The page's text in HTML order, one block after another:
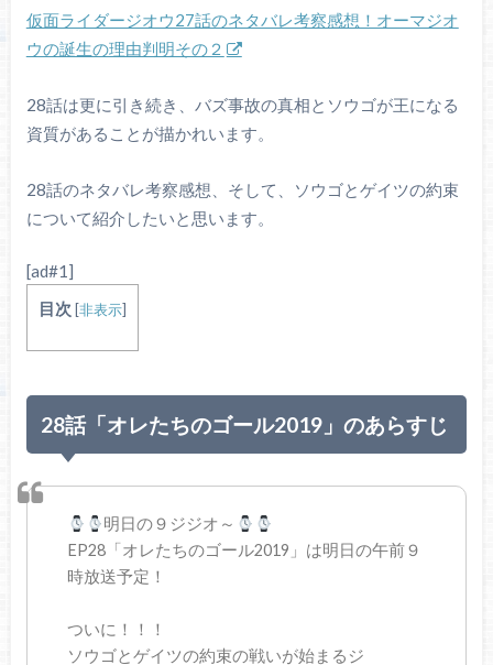
仮面ライダージオウ27話のネタバレ考察感想！オーマジオ
ウの誕生の理由判明その２
28話は更に引き続き、バズ事故の真相とソウゴが王になる
資質があることが描かれいます。
28話のネタバレ考察感想、そして、ソウゴとゲイツの約束
について紹介したいと思います。
[ad#1]
目次 [非表示]
28話「オレたちのゴール2019」のあらすじ
明日の９ジジオ～
EP28「オレたちのゴール2019」は明日の午前９
時放送予定！
ついに！！！
ソウゴとゲイツの約束の戦いが始まるジ